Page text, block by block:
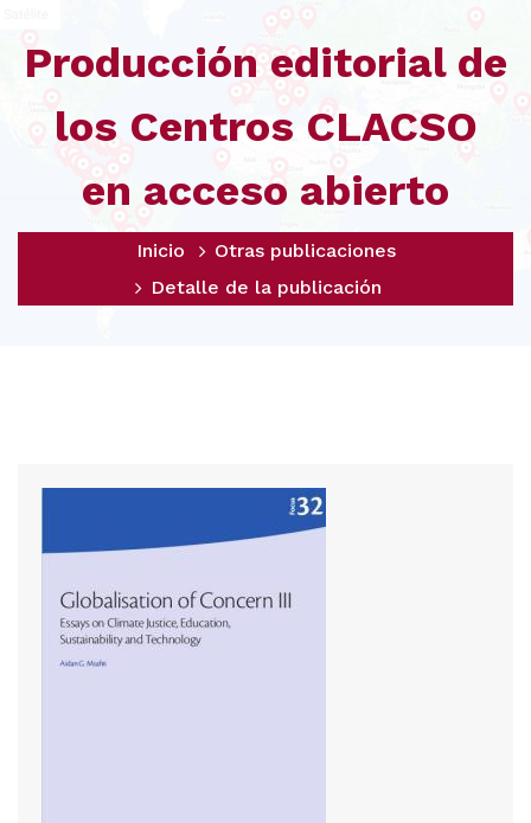
Producción editorial de
los Centros CLACSO
en acceso abierto
Inicio
Otras publicaciones
Detalle de la publicación